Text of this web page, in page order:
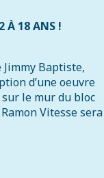
À 18 ANS !
Jimmy Baptiste,
d’une oeuvre
le mur du bloc
Vitesse sera